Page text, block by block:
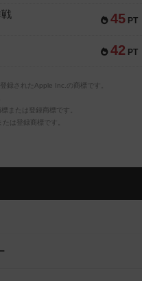
45 PT
42 PT
録されたApple Inc.の商標です。
または登録商標です。
は登録商標です。